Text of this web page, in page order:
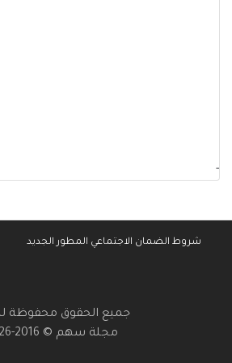
-
شروط الضمان الاجتماعي المطور الجديد
جميع الحقوق محفوظة
مجلة سهم © 2016-2026